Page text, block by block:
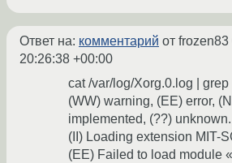
Ответ на: комментарий от frozen83
20:26:38 +00:00
cat /var/log/Xorg.0.log | grep
(WW) warning, (EE) error,
implemented, (??) unknown.
(II) Loading extension MIT-
(EE) Failed to load module